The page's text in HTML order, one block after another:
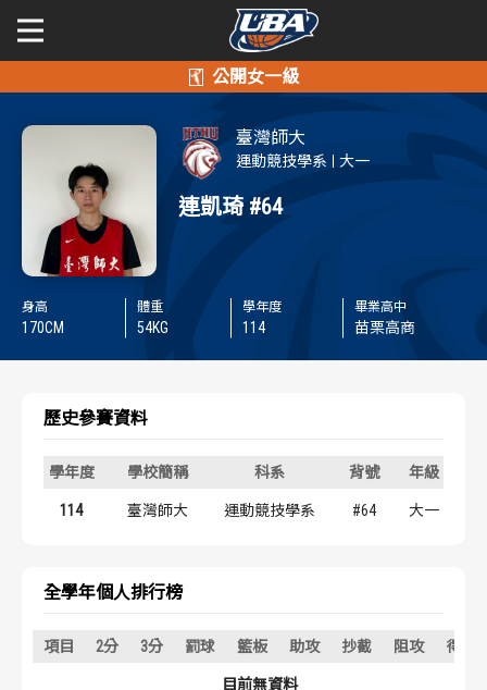
公開男一級
學年度
賽事資訊
賽程表
球隊資訊
歷屆冠軍
公開女一級
學年度
賽事資訊
賽程表
球隊資訊
歷屆冠軍
二級與一般組
新聞
臺灣師大
運動競技學系 大一
連凱琦 #64
身高
170CM
體重
54KG
學年度
114
畢業高中
苗栗高商
歷史參賽資料
學年度 學校簡稱 科系 背號 年級
114 臺灣師大 運動競技學系 #64 大一
全學年個人排行榜
項目 2分 3分 罰球 籃板 助攻 抄截 阻攻 得分
目前無資料